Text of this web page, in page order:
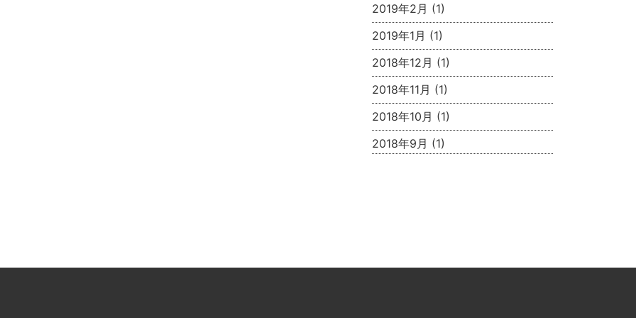
2019年2月 (1)
2019年1月 (1)
2018年12月 (1)
2018年11月 (1)
2018年10月 (1)
2018年9月 (1)